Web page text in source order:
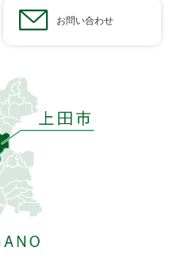
お問い合わせ